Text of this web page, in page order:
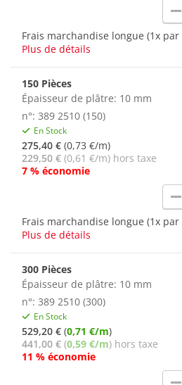
remove
Frais marchandise longue (1x par
Plus de détails
150 Pièces
Épaisseur de plâtre: 10 mm
n°: 389 2510 (150)
En Stock
275,40 € (0,73 €/m)
229,50 € (0,61 €/m) hors taxe
7 % économie
remove
Frais marchandise longue (1x par
Plus de détails
300 Pièces
Épaisseur de plâtre: 10 mm
n°: 389 2510 (300)
En Stock
529,20 € (0,71 €/m)
441,00 € (0,59 €/m) hors taxe
11 % économie